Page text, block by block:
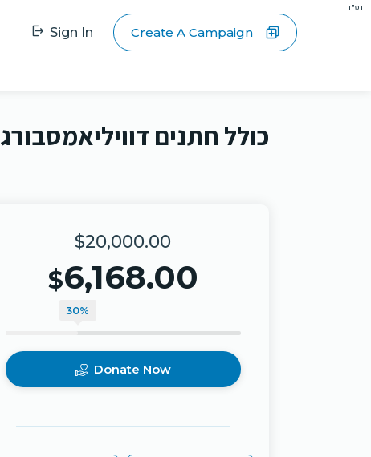
בס"ד
Sign In Create A Campaign
כולל חתנים דוויליאמסבורג
$20,000.00
$6,168.00
30%
Donate Now